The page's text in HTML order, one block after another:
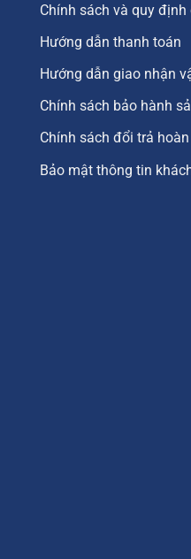
Chính sách và quy định
Hướng dẫn thanh toán
Hướng dẫn giao nhận
Chính sách bảo hành
Chính sách đổi trả
Bảo mật thông tin